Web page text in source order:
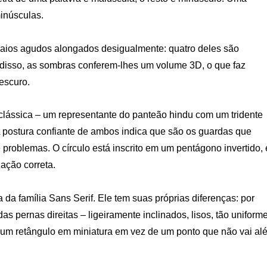
agudos alongados desigualmente: quatro deles são
as sombras conferem-lhes um volume 3D, o que faz
– um representante do panteão hindu com um tridente
confiante de ambos indica que são os guardas que
O círculo está inscrito em um pentágono invertido,
correta.
família Sans Serif. Ele tem suas próprias diferenças: por
pernas direitas – ligeiramente inclinados, lisos, tão
retângulo em miniatura em vez de um ponto que não vai